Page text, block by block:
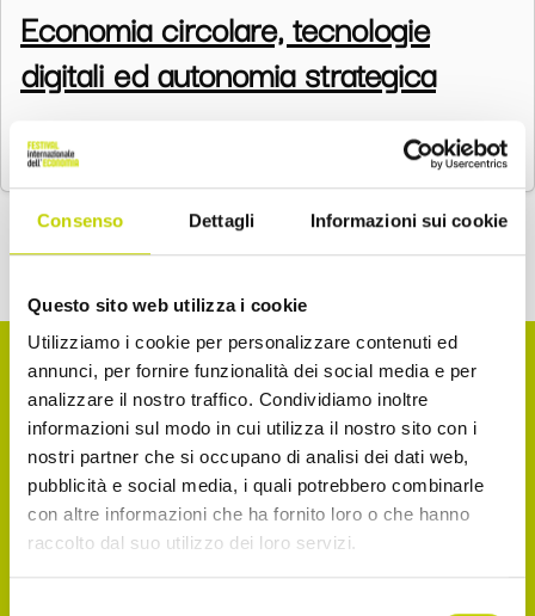
Consenso Dettagli Informazioni sui cookie
Questo sito web utilizza i cookie
Utilizziamo i cookie per personalizzare contenuti ed
annunci, per fornire funzionalità dei social media e per
analizzare il nostro traffico. Condividiamo inoltre
informazioni sul modo in cui utilizza il nostro sito con i
nostri partner che si occupano di analisi dei dati web,
pubblicità e social media, i quali potrebbero combinarle
con altre informazioni che ha fornito loro o che hanno
raccolto dal suo utilizzo dei loro servizi.
Economia circolare, tecnologie
digitali ed autonomia strategica
…
La Newsletter del Festival
Iscriviti alla Newsletter del Festival Internazionale
dell’Economia per essere sempre informato sulle